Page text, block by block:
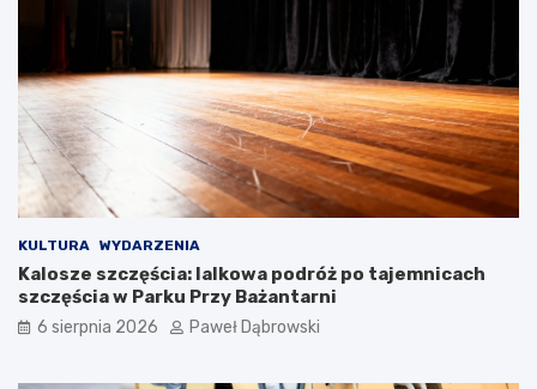
z
z
a
r
z
ą
d
z
a
n
i
a
o
c
h
o
o
l
–
c
z
y
l
i
b
y
KULTURA WYDARZENIA
Kalosze szczęścia: lalkowa podróż po tajemnicach
szczęścia w Parku Przy Bażantarni
6 sierpnia 2026 Paweł Dąbrowski